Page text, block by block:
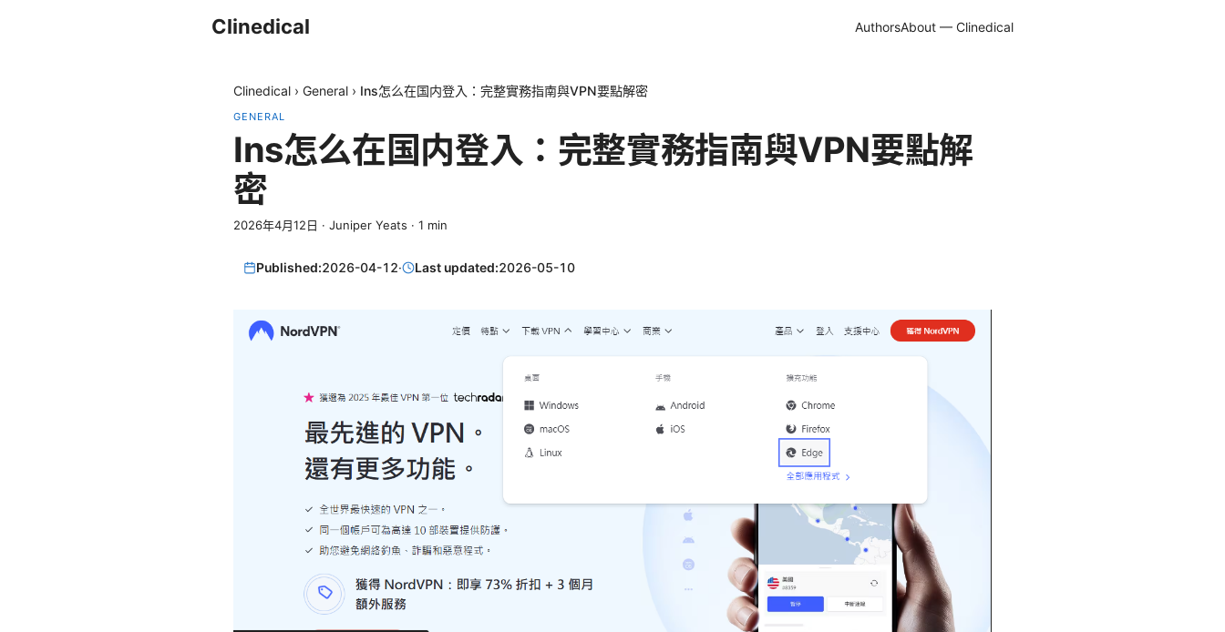
Clinedical AuthorsAbout — Clinedical
Clinedical › General › Ins怎么在国内登入：完整實務指南與VPN要點解密
GENERAL
Ins怎么在国内登入：完整實務指南與VPN要點解
密
2026年4月12日 · Juniper Yeats · 1 min
Published:2026-04-12· Last updated:2026-05-10